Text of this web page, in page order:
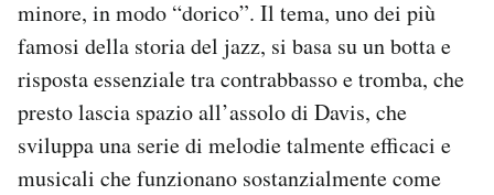
minore, in modo “dorico”. Il tema, uno dei più
famosi della storia del jazz, si basa su un botta e
risposta essenziale tra contrabbasso e tromba, che
presto lascia spazio all’assolo di Davis, che
sviluppa una serie di melodie talmente efficaci e
musicali che funzionano sostanzialmente come